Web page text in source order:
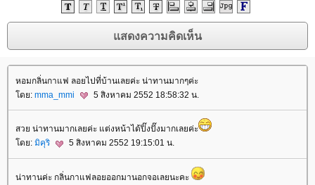
หอมกลิ่นกาแฟ ลอยไปที่บ้านเลยค่ะ น่าทานมากๆค่ะ
ดย: mma_mmi 5 สิงหาคม 2552 18:58:32 น.
สวย น่าทานมากเลยค่ะ แต่งหน้าได้ปิ๊งปั๊งมากเลยค่ะ
ดย: มิคุริ 5 สิงหาคม 2552 19:15:01 น.
น่าทานค่ะ กลิ่นกาแฟลอยออกมานอกจอเลยนะคะ